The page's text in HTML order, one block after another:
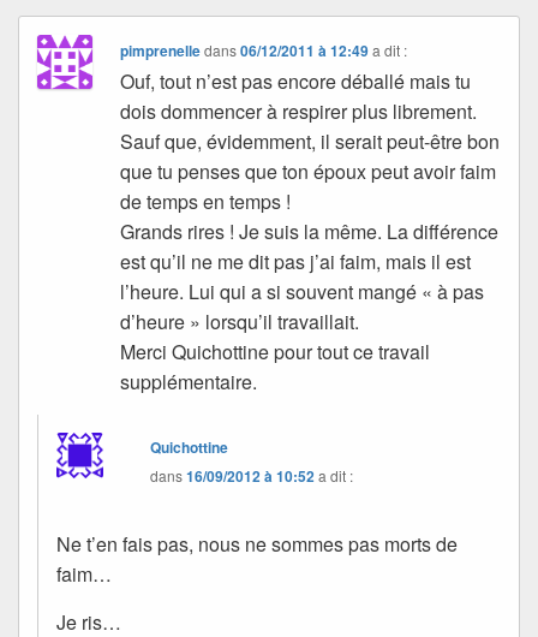
pimprenelledans06/12/2011 à 12:49 a dit :
Ouf, tout n’est pas encore déballé mais tu
dois dommencer à respirer plus librement.
Sauf que, évidemment, il serait peut-être bon
que tu penses que ton époux peut avoir faim
de temps en temps !
Grands rires ! Je suis la même. La différence
est qu’il ne me dit pas j’ai faim, mais il est
l’heure. Lui qui a si souvent mangé « à pas
d’heure » lorsqu’il travaillait.
Merci Quichottine pour tout ce travail
supplémentaire.
Quichottine
dans16/09/2012 à 10:52a dit :
Ne t’en fais pas, nous ne sommes pas morts de
faim…
Je ris…